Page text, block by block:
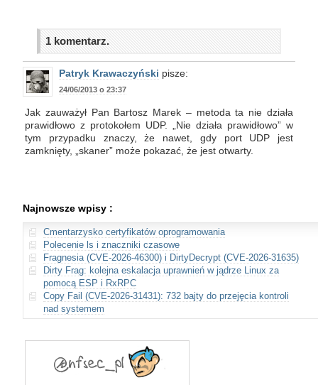
1 komentarz.
Patryk Krawaczyński pisze:
24/06/2013 o 23:37
Jak zauważył Pan Bartosz Marek – metoda ta nie działa
prawidłowo z protokołem UDP. „Nie działa prawidłowo” w
tym przypadku znaczy, że nawet, gdy port UDP jest
zamknięty, „skaner” może pokazać, że jest otwarty.
Najnowsze wpisy :
Cmentarzysko certyfikatów oprogramowania
Polecenie ls i znaczniki czasowe
Fragnesia (CVE-2026-46300) i DirtyDecrypt (CVE-2026-31635)
Dirty Frag: kolejna eskalacja uprawnień w jądrze Linux za
pomocą ESP i RxRPC
Copy Fail (CVE-2026-31431): 732 bajty do przejęcia kontroli
nad systemem